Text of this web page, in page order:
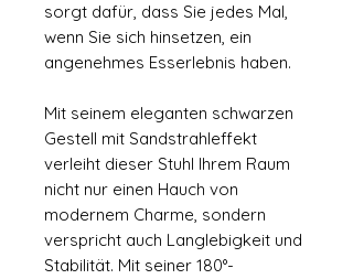
sorgt dafür, dass Sie jedes Mal,
wenn Sie sich hinsetzen, ein
angenehmes Esserlebnis haben.
Mit seinem eleganten schwarzen
Gestell mit Sandstrahleffekt
verleiht dieser Stuhl Ihrem Raum
nicht nur einen Hauch von
modernem Charme, sondern
verspricht auch Langlebigkeit und
Stabilität. Mit seiner 180°-